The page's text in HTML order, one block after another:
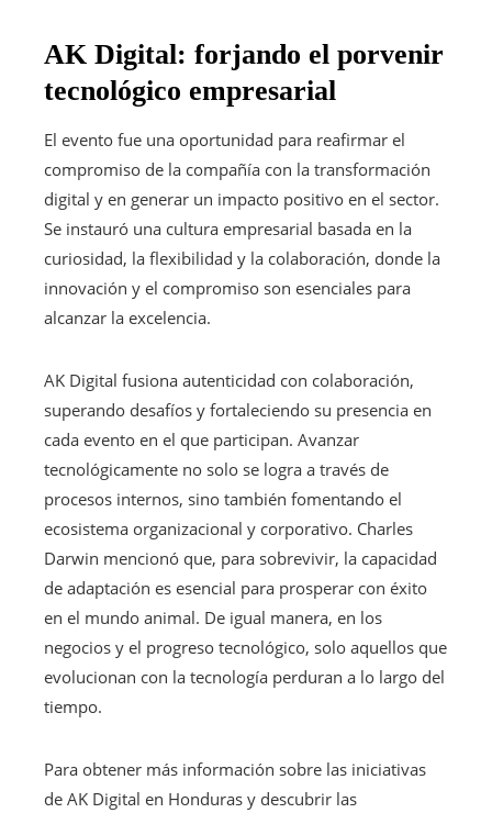
AK Digital: forjando el porvenir
tecnológico empresarial
El evento fue una oportunidad para reafirmar el
compromiso de la compañía con la transformación
digital y en generar un impacto positivo en el sector.
Se instauró una cultura empresarial basada en la
curiosidad, la flexibilidad y la colaboración, donde la
innovación y el compromiso son esenciales para
alcanzar la excelencia.
AK Digital fusiona autenticidad con colaboración,
superando desafíos y fortaleciendo su presencia en
cada evento en el que participan. Avanzar
tecnológicamente no solo se logra a través de
procesos internos, sino también fomentando el
ecosistema organizacional y corporativo. Charles
Darwin mencionó que, para sobrevivir, la capacidad
de adaptación es esencial para prosperar con éxito
en el mundo animal. De igual manera, en los
negocios y el progreso tecnológico, solo aquellos que
evolucionan con la tecnología perduran a lo largo del
tiempo.
Para obtener más información sobre las iniciativas
de AK Digital en Honduras y descubrir las